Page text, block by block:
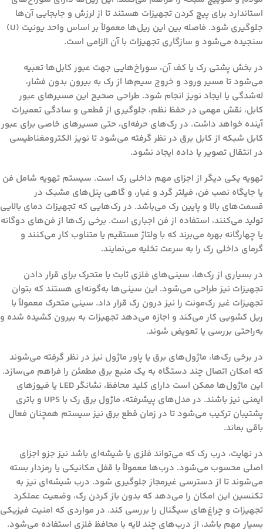
استاندارد برای پیچ کردن تجهیزات هستند تا از لرزش و جابجایی آن‌ها
جلوگیری شود. فاصله بین این ریل‌ها معمولاً بر اساس واحد یونیت (U)
سنجیده می‌شود و سازگاری تجهیزات با آن الزامی است.
در بخش پشتی رک یا کف آن، سوراخ‌هایی جهت عبور کابل‌ها تعبیه
می‌شود تا مسیر ورود و خروج سیم‌ها از رک به بیرون بدون فشار،
له‌شدگی یا ایجاد نویز انجام شود. طراحی صحیح این مسیرهای عبور
کابل، نقش مهمی در حفظ نظم، جلوگیری از قطعی و سادگی تعمیرات
آینده خواهد داشت. در رک‌های حرفه‌ای، حتی مسیرهای خاصی برای عبور
کابل شبکه از کابل برق در نظر گرفته می‌شود تا نویز الکترومغناطیسی
در انتقال تصویر یا داده ایجاد نشود.
تهویه یکی دیگر از اجزای مهم داخلی رک است. سیستم تهویه شامل فن
یا جایگاه نصب فن، فیلتر گرد و غبار، و گاهی پنل‌های مشبک در
قسمت‌های بالا و پایین رک می‌باشد. در رک‌هایی که تجهیزات دمای بالایی
تولید می‌کنند، استفاده از فن اجباری است. برخی رک‌ها از فن‌های دوگانه
یا چهارگانه بهره می‌برند که با ولتاژ مستقیم یا متناوب کار می‌کنند و
گرمای داخلی رک را به سرعت تخلیه می‌نمایند.
در بسیاری از رک‌ها، سینی‌های فلزی ثابت یا متحرک برای قرار دادن
تجهیزات نیز طراحی می‌شود. این سینی‌ها به‌گونه‌ای هستند که بتوان
تجهیزات غیر رک‌مونت را نیز درون رک قرار داد. سینی متحرک معمولاً با
ریل کشویی کار می‌کند و اجازه می‌دهد تجهیزات به بیرون کشیده شده و
به‌راحتی بررسی یا تعویض شوند.
در برخی رک‌ها، ماژول‌های برق یا پاور ماژول نیز در نظر گرفته می‌شوند
که امکان اتصال چند دستگاه به یک منبع برق مطمئن را فراهم می‌سازد.
این ماژول‌ها ممکن است دارای کلید محافظ، نشانگر LED یا فیوزهای
ایمنی نیز باشند. در مدل‌های پیشرفته، ماژول برق رک با UPS و باتری
پشتیبان ترکیب می‌شود تا در زمان قطع برق نیز سیستم همچنان فعال
باقی بماند.
در نهایت، درب رک که می‌تواند فلزی یا شیشه‌ای باشد نیز جزو اجزای
اصلی محسوب می‌شود. درب‌ها معمولاً با قفل مکانیکی یا رمزدار بسته
می‌شوند تا از دسترسی غیرمجاز جلوگیری شود. درب شیشه‌ای نیز به
تکنسین این امکان را می‌دهد که بدون باز کردن رک، وضعیت عملکرد
تجهیزات و چراغ‌های سیگنال را بررسی کند. در مواردی که امنیت فیزیکی
بسیار مهم باشد، از درب‌های چند لایه با محافظ فلزی استفاده می‌شود.